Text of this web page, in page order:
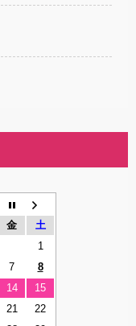
金
土
1
7
8
14
15
21
22